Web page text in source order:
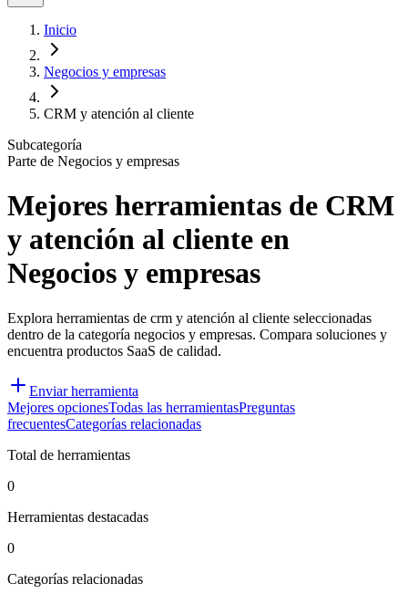
Inicio
Negocios y empresas
CRM y atención al cliente
Subcategoría
Parte de Negocios y empresas
Mejores herramientas de CRM
y atención al cliente en
Negocios y empresas
Explora herramientas de crm y atención al cliente seleccionadas
dentro de la categoría negocios y empresas. Compara soluciones y
encuentra productos SaaS de calidad.
Enviar herramienta
Mejores opcionesTodas las herramientasPreguntas
frecuentesCategorías relacionadas
Total de herramientas
0
Herramientas destacadas
0
Categorías relacionadas